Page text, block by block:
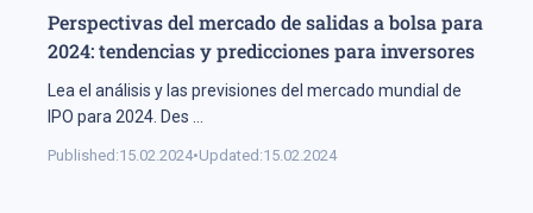
Perspectivas del mercado de salidas a bolsa para
2024: tendencias y predicciones para inversores
Lea el análisis y las previsiones del mercado mundial de
IPO para 2024. Des
Published:15.02.2024•Updated:15.02.2024